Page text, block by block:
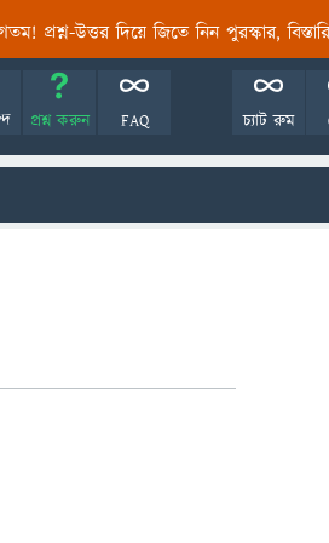
প্রশ্ন-উত্তর দিয়ে জিতে নিন পুরস্কার,
প্রশ্ন করুন FAQ চ্যাট রুম